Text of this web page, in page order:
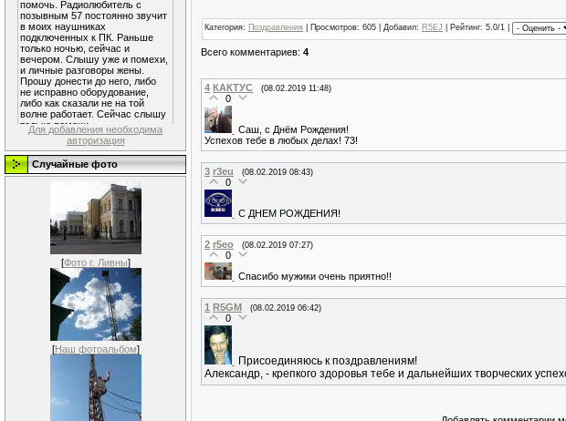
Для добавления необходима
авторизация
Случайные фото
[Фото г. Ливны]
[Наш фотоальбом]
Категория: Поздравления Просмотров: 605 | Добавил: R5EJ Рейтинг: 5.0/1 |
Всего комментариев: 4
4 КАКТУС (08.02.2019 11:48)
0
Саш, с Днём Рождения!
Успехов тебе в любых делах! 73!
3 r3eu (08.02.2019 08:43)
0
С ДНЕМ РОЖДЕНИЯ!
2 r5eo (08.02.2019 07:27)
0
Спасибо мужики очень приятно!!
1 R5GM (08.02.2019 06:42)
0
Присоединяюсь к поздравлениям!
Александр, - крепкого здоровья тебе и дальнейших творческих